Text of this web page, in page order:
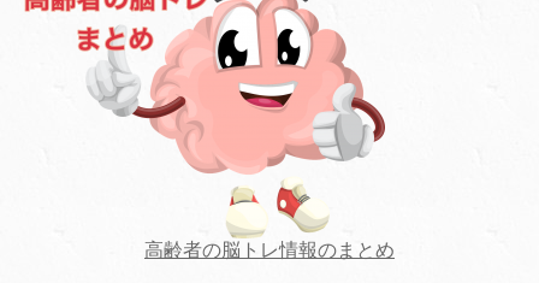
高齢者の脳トレ情報のまとめ